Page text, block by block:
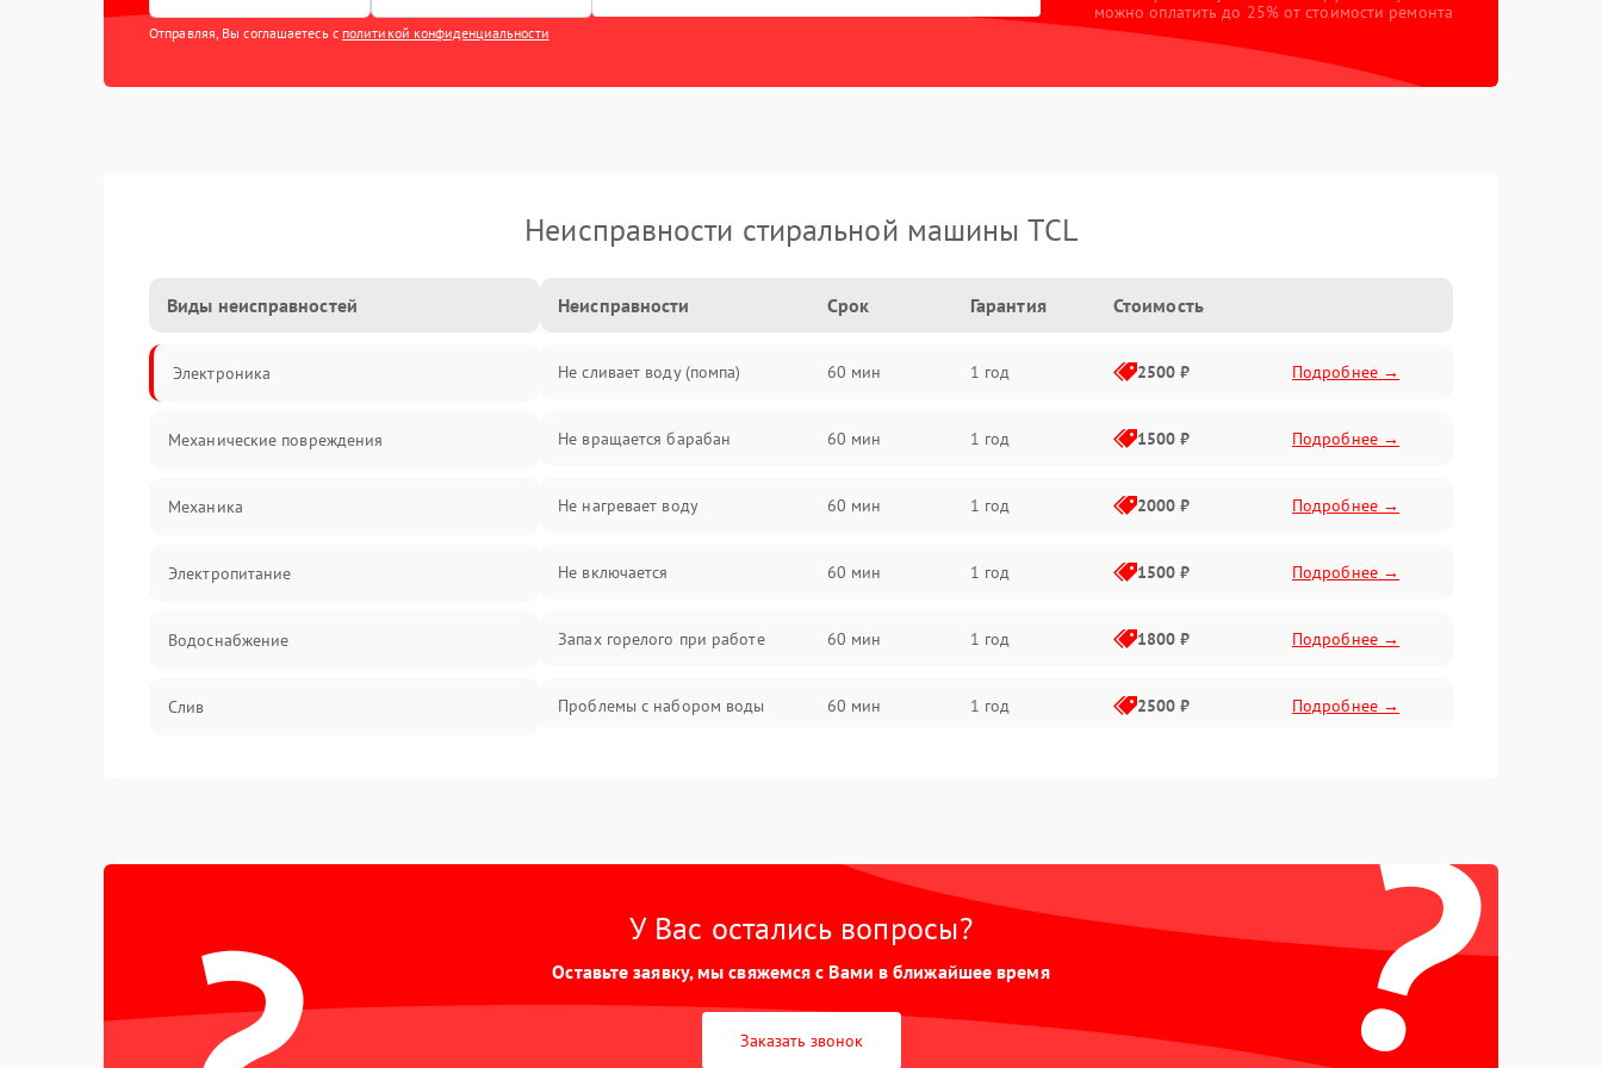
Отправляя, Вы соглашаетесь с политикой конфиденциальности
можно оплатить до 25% от стоимости ремонта
Неисправности стиральной машины TCL
Виды неисправностей
Электроника
Механические повреждения
Механика
Электропитание
Водоснабжение
Слив
Неисправности Срок Гарантия Стоимость
Не сливает воду (помпа) 60 мин 1 год 2500 ₽ Подробнее →
Не вращается барабан 60 мин 1 год 1500 ₽ Подробнее →
Не нагревает воду 60 мин 1 год 2000 ₽ Подробнее →
Не включается 60 мин 1 год 1500 ₽ Подробнее →
Запах горелого при работе 60 мин 1 год 1800 ₽ Подробнее →
Проблемы с набором воды 60 мин 1 год 2500 ₽ Подробнее →
?
У Вас остались вопросы?
Оставьте заявку, мы свяжемся с Вами в ближайшее время
Заказать звонок